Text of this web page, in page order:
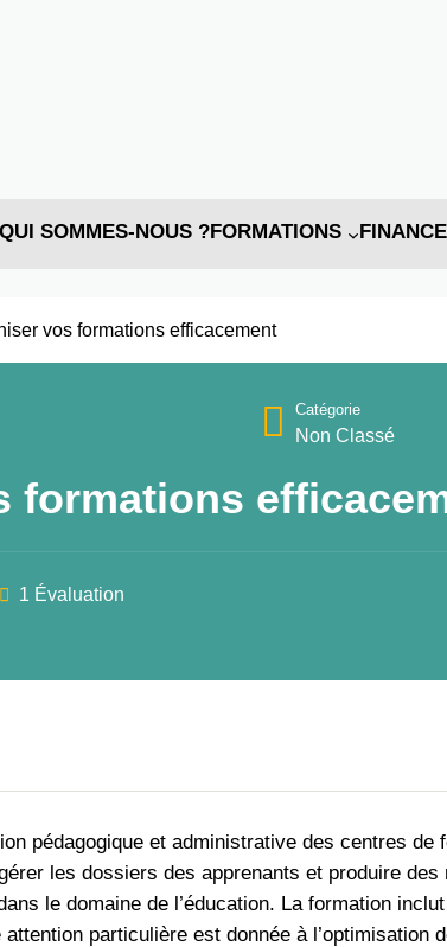
QUI SOMMES-NOUS ?FORMATIONS
vos formations efficacement
Catégorie
Non Classé
formations
1 Évaluation
pédagogique et administrative des centres de
les dossiers des apprenants et produire des
le domaine de l’éducation. La formation
particulière est donnée à l’optimisation